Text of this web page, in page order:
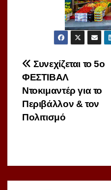
Πλοήγηση
άρθρων
Συνεχίζεται το 5ο
ΦΕΣΤΙΒΑΛ
Ντοκιμαντέρ για το
Περιβάλλον & τον
Πολιτισμό